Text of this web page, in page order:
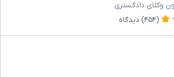
وکلای دادگستری
(۴۵۴) دیدگاه